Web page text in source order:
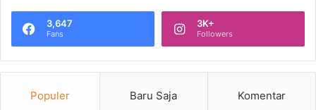
3,647
Fans
3K+
Followers
Populer Baru Saja Komentar